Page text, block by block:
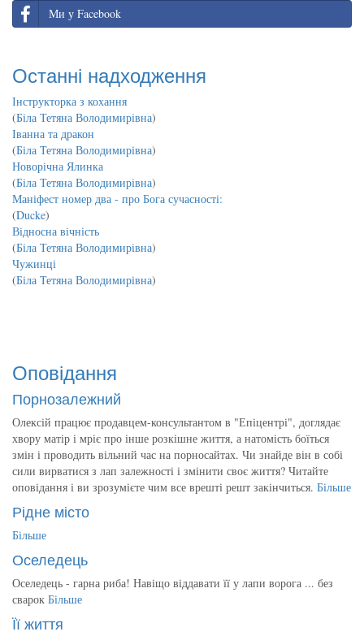
Ми у Facebook
Останні надходження
Інструкторка з кохання
(Біла Тетяна Володимирівна)
Іванна та дракон
(Біла Тетяна Володимирівна)
Новорічна Ялинка
(Біла Тетяна Володимирівна)
Маніфест номер два - про Бога сучасності:
(Ducke)
Відносна вічність
(Біла Тетяна Володимирівна)
Чужинці
(Біла Тетяна Володимирівна)
Оповідання
Порнозалежний
Олексій працює продавцем-консультантом в "Епіцентрі", доглядає
хвору матір і мріє про інше розкішне життя, а натомість боїться
змін і проводить вільний час на порносайтах. Чи знайде він в собі
сили вирватися з лап залежності і змінити своє життя? Читайте
оповідання і ви зрозумієте чим все врешті решт закінчиться. Більше
Рідне місто
Більше
Оселедець
Оселедець - гарна риба! Навіщо віддавати її у лапи ворога ... без
сварок Більше
Її життя